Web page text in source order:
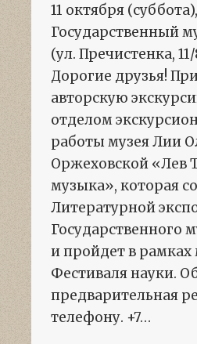
11 октября
Государственный
(ул. Пречистенка,
Дорогие друзья!
авторскую
отделом
работы музея Лии
Оржеховской «Лев
музыка», которая
Литературной
Государственного
и пройдет в
Фестиваля науки.
предварительная
телефону. +7…